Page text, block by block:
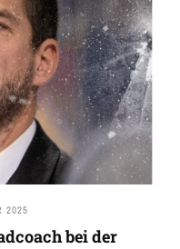
2025
bei der